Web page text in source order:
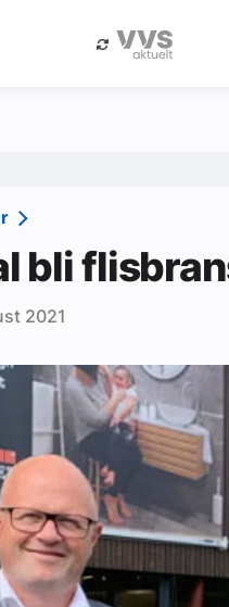
Annonsere i
bli
2021